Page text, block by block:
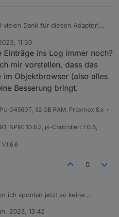
vielen Dank für diesen Adapter!
anzuschieben...) und er
(gleich dazu mehr).
in der Welt von
und Co., daher brauche ich
länger..." ;-)
bei mir auf einer Synology
gleichen Fehlermeldungen wie
assets/uploads/files/1658
c1d4-44b9-a88a-
gerade irgenwie geleert, daher
machen? Oder einfach
11:50
Einträge ins Log immer noch?
mir vorstellen, dass das
im Objektbrowser (also alles
Besserung bringt.
G4560T, 32 GB RAM, Proxmox 8.x +
NPM: 10.8.2, js-Controller: 7.0.6,
0
ich spontan jetzt so keine
Deye. Um dem auf den Grund
2023, 13:42